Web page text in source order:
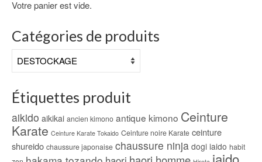
Votre panier est vide.
Catégories de produits
Étiquettes produit
aikido aikikai ancien kimono antique kimono Ceinture
Karate Ceinture Karate Tokaido Ceinture noire Karate ceinture
shureido chaussure japonaise chaussure ninja dogi iaido habit